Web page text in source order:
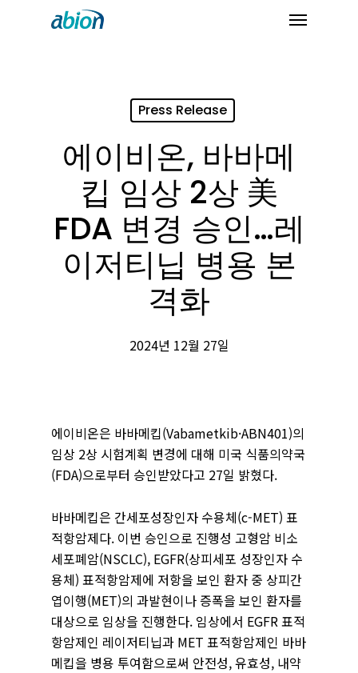
Menu
Press Release
에이비온, 바바메
킵 임상 2상 美
FDA 변경 승인…레
이저티닙 병용 본
격화
2024년 12월 27일
에이비온은 바바메킵(Vabametkib·ABN401)의
임상 2상 시험계획 변경에 대해 미국 식품의약국
(FDA)으로부터 승인받았다고 27일 밝혔다.
바바메킵은 간세포성장인자 수용체(c-MET) 표
적항암제다. 이번 승인으로 진행성 고형암 비소
세포폐암(NSCLC), EGFR(상피세포 성장인자 수
용체) 표적항암제에 저항을 보인 환자 중 상피간
엽이행(MET)의 과발현이나 증폭을 보인 환자를
대상으로 임상을 진행한다. 임상에서 EGFR 표적
항암제인 레이저티닙과 MET 표적항암제인 바바
메킵을 병용 투여함으로써 안전성, 유효성, 내약